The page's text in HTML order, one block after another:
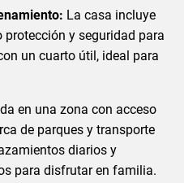
La casa incluye
protección y seguridad para
un cuarto útil, ideal para
en una zona con acceso
de parques y transporte
diarios y
para disfrutar en familia.